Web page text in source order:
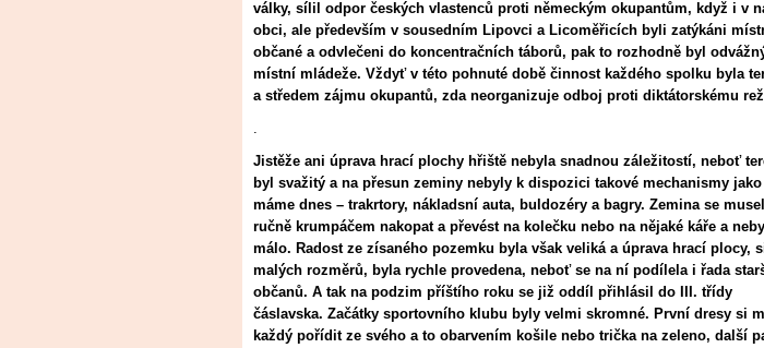
války, sílil odpor českých vlastenců proti německým okupantům, když i v
obci, ale především v sousedním Lipovci a Licoměřicích byli zatýkáni
občané a odvlečeni do koncentračních táborů, pak to rozhodně byl
místní mládeže. Vždyť v této pohnuté době činnost každého spolku byla
a středem zájmu okupantů, zda neorganizuje odboj proti diktátorskému
.
Jistěže ani úprava hrací plochy hřiště nebyla snadnou záležitostí, neboť
byl svažitý a na přesun zeminy nebyly k dispozici takové mechanismy jako
máme dnes – trakrtory, nákladsní auta, buldozéry a bagry. Zemina se
ručně krumpáčem nakopat a převést na kolečku nebo na nějaké káře a
málo. Radost ze zísaného pozemku byla však veliká a úprava hrací plocy,
malých rozměrů, byla rychle provedena, neboť se na ní podílela i řada
občanů. A tak na podzim příštího roku se již oddíl přihlásil do III. třídy
čáslavska. Začátky sportovního klubu byly velmi skromné. První dresy si
každý pořídit ze svého a to obarvením košile nebo trička na zeleno, další